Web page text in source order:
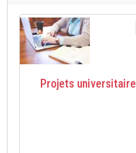
Projets universitaire